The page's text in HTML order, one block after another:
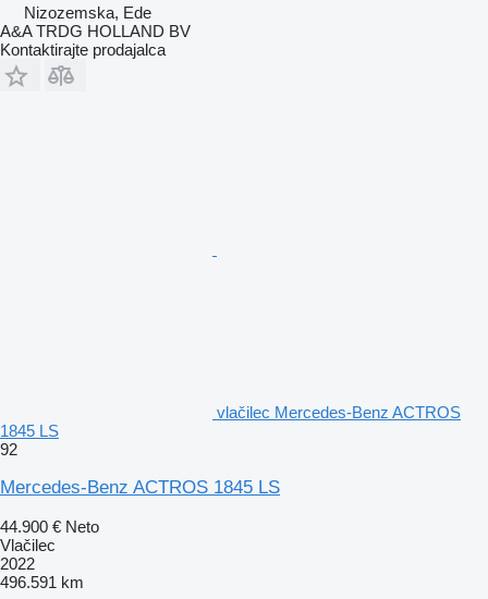
Nizozemska, Ede
A&A TRDG HOLLAND BV
Kontaktirajte prodajalca
vlačilec Mercedes-Benz ACTROS
1845 LS
92
Mercedes-Benz ACTROS 1845 LS
44.900 € Neto
Vlačilec
2022
496.591 km